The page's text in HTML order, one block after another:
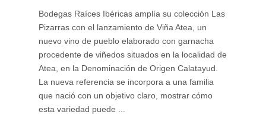
Bodegas Raíces Ibéricas amplía su colección Las
Pizarras con el lanzamiento de Viña Atea, un
nuevo vino de pueblo elaborado con garnacha
procedente de viñedos situados en la localidad de
Atea, en la Denominación de Origen Calatayud.
La nueva referencia se incorpora a una familia
que nació con un objetivo claro, mostrar cómo
esta variedad puede ...